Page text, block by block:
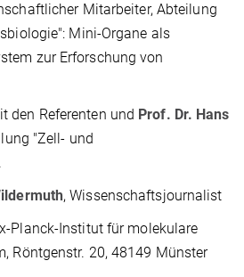
Mitarbeiter, Abteilung
Mini-Organe als
zur Erforschung von
den Referenten und Prof. Dr. Hans
"Zell- und
, Wissenschaftsjournalist
Planck-Institut für molekulare
Röntgenstr. 20, 48149 Münster